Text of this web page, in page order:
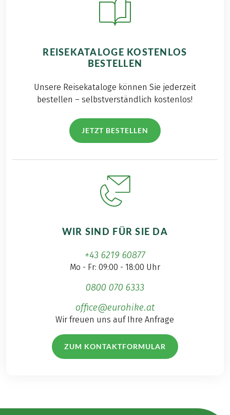
REISEKATALOGE KOSTENLOS
BESTELLEN
Unsere Reisekataloge können Sie jederzeit
bestellen – selbstverständlich kostenlos!
JETZT BESTELLEN
WIR SIND FÜR SIE DA
+43 6219 60877
Mo - Fr: 09:00 - 18:00 Uhr
0800 070 6333
office@eurohike.at
Wir freuen uns auf Ihre Anfrage
ZUM KONTAKTFORMULAR